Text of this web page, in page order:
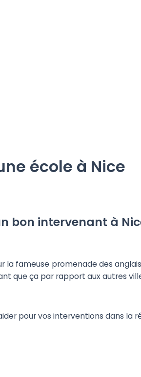
école à Nice
bon intervenant à
fameuse promenade des
que ça par rapport aux autres
pour vos interventions dans la